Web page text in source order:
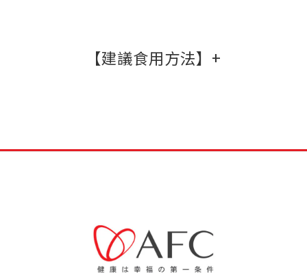
鈣
有助於正常紅血球的形成。構成血紅素
與肌紅素的重要成分。有助於氧氣的輸
送與利用。
【建議食用方法】+